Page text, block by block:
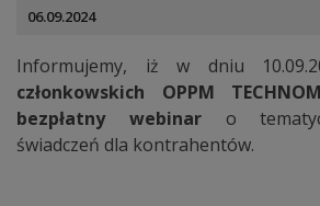
06.09.2024
Informujemy, iż w dniu
członkowskich OPPM
bezpłatny webinar o
świadczeń dla kontrahentów.